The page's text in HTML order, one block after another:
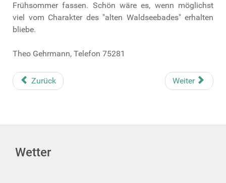
Frühsommer fassen. Schön wäre es, wenn möglichst
viel vom Charakter des "alten Waldseebades" erhalten
bliebe.
Theo Gehrmann, Telefon 75281
Zurück Weiter
Wetter